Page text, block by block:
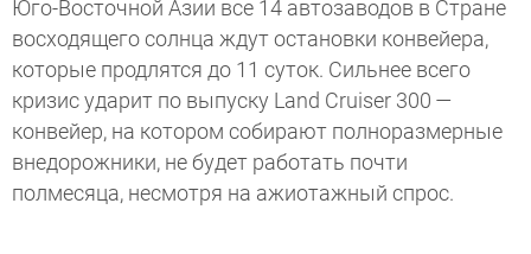
Юго-Восточной Азии все 14 автозаводов в Стране
восходящего солнца ждут остановки конвейера,
которые продлятся до 11 суток. Сильнее всего
кризис ударит по выпуску Land Cruiser 300 —
конвейер, на котором собирают полноразмерные
внедорожники, не будет работать почти
полмесяца, несмотря на ажиотажный спрос.